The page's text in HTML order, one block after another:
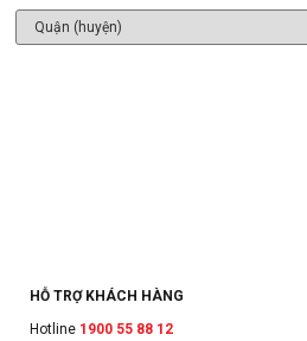
HỖ TRỢ KHÁCH HÀNG
Hotline 1900 55 88 12